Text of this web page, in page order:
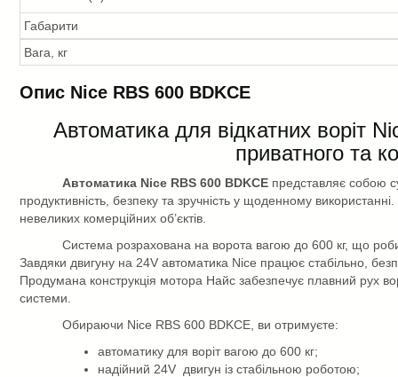
Габарити
Вага, кг
Опис Nice RBS 600 BDKCE
Автоматика для відкатних воріт
приватного та
Автоматика Nice RBS 600 BDKCE представляє собою
продуктивність, безпеку та зручність у щоденному
невеликих комерційних об’єктів.
Система розрахована на ворота вагою до 600 кг, що
Завдяки двигуну на 24V автоматика Nice працює стабільно,
Продумана конструкція мотора Найс забезпечує плавний рух
системи.
Обираючи Nice RBS 600 BDKCE, ви отримуєте:
автоматику для воріт вагою до 600 кг;
надійний 24V двигун із стабільною роботою;